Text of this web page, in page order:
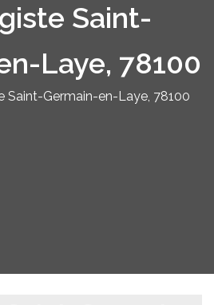
Saint-
Laye, 78100
Saint-Germain-en-Laye, 78100